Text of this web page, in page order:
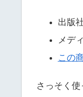
出版
メデ
この
さっそく使